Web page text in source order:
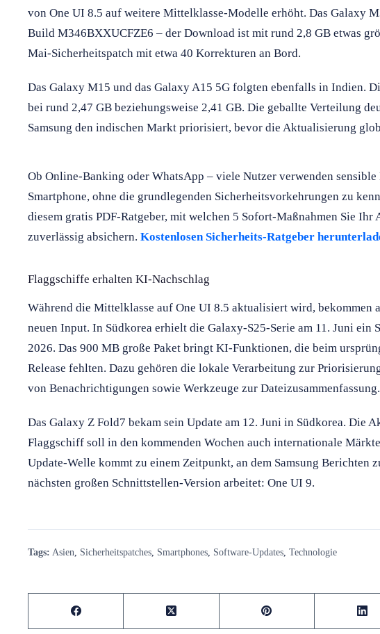
von One UI 8.5 auf weitere Mittelklasse-Modelle erhöht. Das Galaxy
Build M346BXXUCFZE6 – der Download ist mit rund 2,8 GB etwas
Mai-Sicherheitspatch mit etwa 40 Korrekturen an Bord.
Das Galaxy M15 und das Galaxy A15 5G folgten ebenfalls in Indien.
bei rund 2,47 GB beziehungsweise 2,41 GB. Die geballte Verteilung
Samsung den indischen Markt priorisiert, bevor die Aktualisierung
Ob Online-Banking oder WhatsApp – viele Nutzer verwenden sensible
Smartphone, ohne die grundlegenden Sicherheitsvorkehrungen zu
diesem gratis PDF-Ratgeber, mit welchen 5 Sofort-Maßnahmen Sie Ihr
zuverlässig absichern. Kostenlosen Sicherheits-Ratgeber
Flaggschiffe erhalten KI-Nachschlag
Während die Mittelklasse auf One UI 8.5 aktualisiert wird, bekommen
neuen Input. In Südkorea erhielt die Galaxy-S25-Serie am 11. Juni ein
2026. Das 900 MB große Paket bringt KI-Funktionen, die beim
Release fehlten. Dazu gehören die lokale Verarbeitung zur
von Benachrichtigungen sowie Werkzeuge zur Dateizusammenfassung.
Das Galaxy Z Fold7 bekam sein Update am 12. Juni in Südkorea. Die
Flaggschiff soll in den kommenden Wochen auch internationale
Update-Welle kommt zu einem Zeitpunkt, an dem Samsung Berichten
nächsten großen Schnittstellen-Version arbeitet: One UI 9.
Tags: Asien Sicherheitspatches Smartphones Software-Updates Technologie